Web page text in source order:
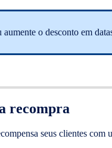
o desconto em
recompra
seus clientes